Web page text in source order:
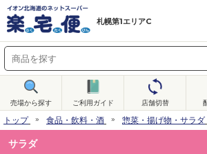
札幌第1エリアC
売場から探す ご利用ガイド 店舗切替
トップ 食品・飲料・酒 惣菜・揚げ物・サラダ
サラダ